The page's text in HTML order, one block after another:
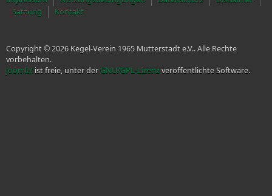
Satzung
Kontakt
Copyright © 2026 Kegel-Verein 1965 Mutterstadt e.V.. Alle Rechte
vorbehalten.
Joomla! ist freie, unter der GNU/GPL-Lizenzveröffentlichte Software.